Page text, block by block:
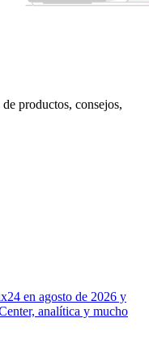
productos, consejos,